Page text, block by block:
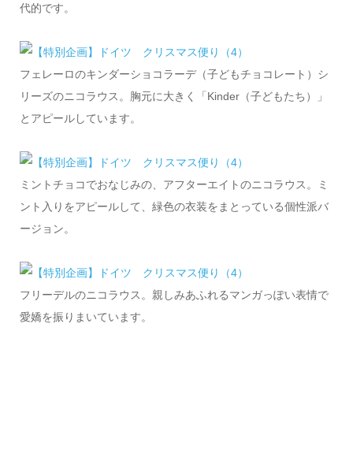
代的です。
フェレーロのキンダーショコラーデ（子どもチョコレート）シ
リーズのニコラウス。胸元に大きく「Kinder（子どもたち）」
とアピールしています。
ミントチョコでおなじみの、アフターエイトのニコラウス。ミ
ント入りをアピールして、緑色の衣装をまとっている個性派バ
ージョン。
フリーデルのニコラウス。親しみあふれるマンガっぽい表情で
愛嬌を振りまいています。